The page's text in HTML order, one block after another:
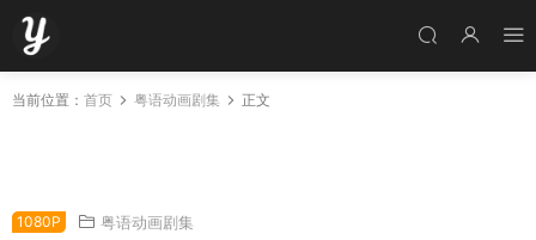
当前位置： 首页 粤语动画剧集 正文
1080P 粤语动画剧集